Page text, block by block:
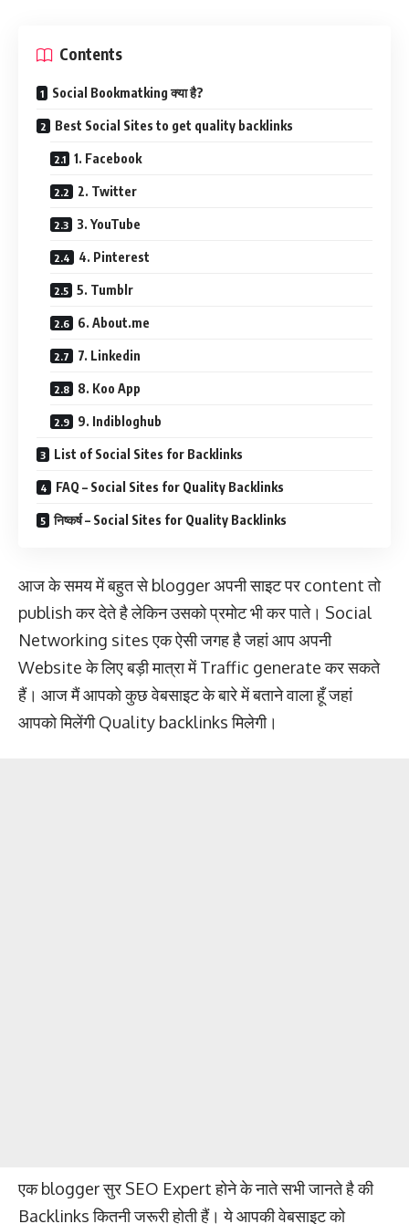
Contents
Social Bookmatking क्या है?
Best Social Sites to get quality backlinks
1. Facebook
2. Twitter
3. YouTube
4. Pinterest
5. Tumblr
6. About.me
7. Linkedin
8. Koo App
9. Indibloghub
List of Social Sites for Backlinks
FAQ – Social Sites for Quality Backlinks
निष्कर्ष – Social Sites for Quality Backlinks
आज के समय में बहुत से blogger अपनी साइट पर content तो
publish कर देते है लेकिन उसको प्रमोट भी कर पाते। Social
Networking sites एक ऐसी जगह है जहां आप अपनी
Website के लिए बड़ी मात्रा में Traffic generate कर सकते
हैं। आज मैं आपको कुछ वेबसाइट के बारे में बताने वाला हूँ जहां
आपको मिलेंगी Quality backlinks मिलेगी।
एक blogger सुर SEO Expert होने के नाते सभी जानते है की
Backlinks कितनी जरूरी होती हैं। ये आपकी वेबसाइट को